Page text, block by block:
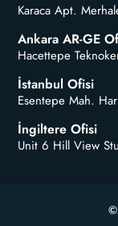
Karaca Apt.
Ankara AR-GE
Hacettepe
İstanbul Ofisi
Esentepe Mah.
İngiltere Ofisi
Unit 6 Hill View